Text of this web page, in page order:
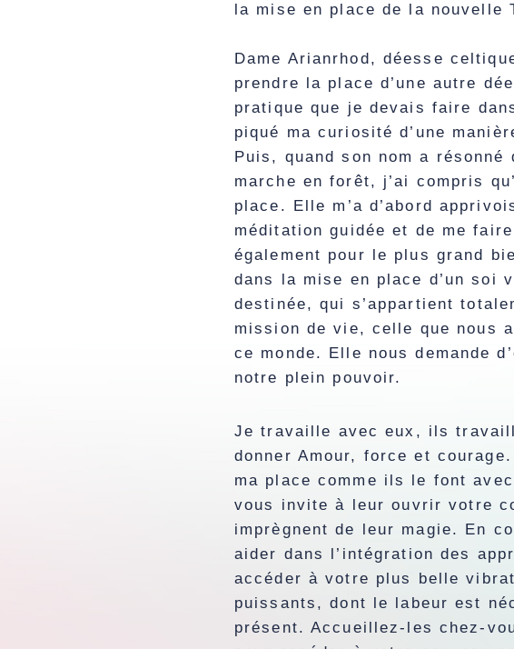
la mise en place de la nouvelle
Dame Arianrhod, déesse
prendre la place d’une autre
pratique que je devais faire
piqué ma curiosité d’une
Puis, quand son nom a résonné
marche en forêt, j’ai compris
place. Elle m’a d’abord
méditation guidée et de me
également pour le plus grand
dans la mise en place d’un soi
destinée, qui s’appartient
mission de vie, celle que nous
ce monde. Elle nous demande
notre plein pouvoir.
Je travaille avec eux, ils
donner Amour, force et
ma place comme ils le font
vous invite à leur ouvrir votre
imprègnent de leur magie. En
aider dans l’intégration des
accéder à votre plus belle
puissants, dont le labeur est
présent. Accueillez-les chez-